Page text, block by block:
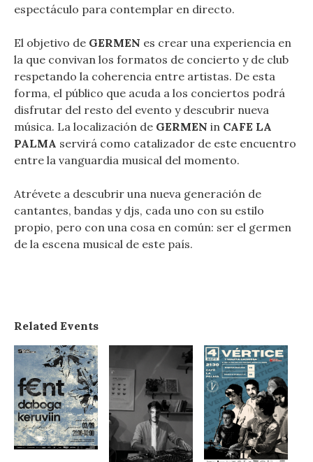
espectáculo para contemplar en directo.
El objetivo de GERMEN es crear una experiencia en
la que convivan los formatos de concierto y de club
respetando la coherencia entre artistas. De esta
forma, el público que acuda a los conciertos podrá
disfrutar del resto del evento y descubrir nueva
música. La localización de GERMEN in CAFE LA
PALMA servirá como catalizador de este encuentro
entre la vanguardia musical del momento.
Atrévete a descubrir una nueva generación de
cantantes, bandas y djs, cada uno con su estilo
propio, pero con una cosa en común: ser el germen
de la escena musical de este país.
Related Events